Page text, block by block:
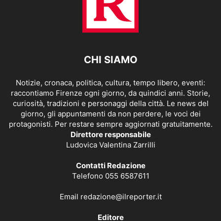
CHI SIAMO
Notizie, cronaca, politica, cultura, tempo libero, eventi:
raccontiamo Firenze ogni giorno, da quindici anni. Storie,
curiosità, tradizioni e personaggi della città. Le news del
giorno, gli appuntamenti da non perdere, le voci dei
protagonisti. Per restare sempre aggiornati gratuitamente.
Direttore responsabile
Ludovica Valentina Zarrilli
Contatti Redazione
Telefono 055 6587611
Email redazione@ilreporter.it
Editore